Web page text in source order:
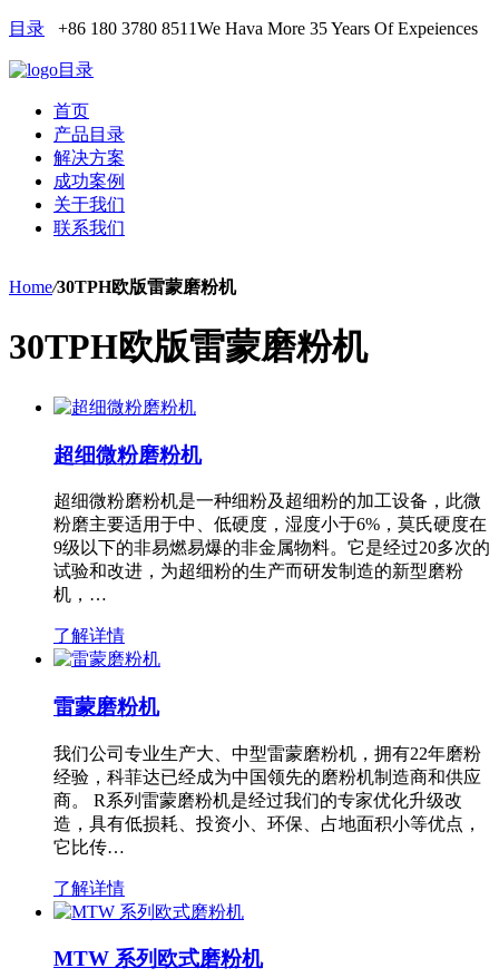
目录 +86 180 3780 8511We Hava More 35 Years Of Expeiences
目录
首页
产品目录
解决方案
成功案例
关于我们
联系我们
Home/30TPH欧版雷蒙磨粉机
30TPH欧版雷蒙磨粉机
超细微粉磨粉机
超细微粉磨粉机是一种细粉及超细粉的加工设备，此微
粉磨主要适用于中、低硬度，湿度小于6%，莫氏硬度在
9级以下的非易燃易爆的非金属物料。它是经过20多次的
试验和改进，为超细粉的生产而研发制造的新型磨粉
机，…
了解详情
雷蒙磨粉机
我们公司专业生产大、中型雷蒙磨粉机，拥有22年磨粉
经验，科菲达已经成为中国领先的磨粉机制造商和供应
商。 R系列雷蒙磨粉机是经过我们的专家优化升级改
造，具有低损耗、投资小、环保、占地面积小等优点，
它比传…
了解详情
MTW 系列欧式磨粉机